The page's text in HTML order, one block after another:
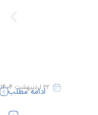
22 اردیبهشت 1404ادامه مطلب